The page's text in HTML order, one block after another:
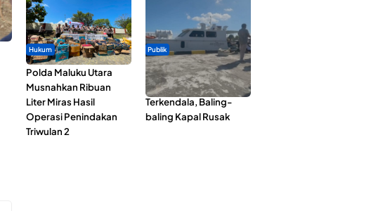
Hukum
Polda Maluku Utara
Musnahkan Ribuan
Liter Miras Hasil
Operasi Penindakan
Triwulan 2
Publik
Pelayaran Perdana KM
Dodola Express
Terkendala, Baling-
baling Kapal Rusak